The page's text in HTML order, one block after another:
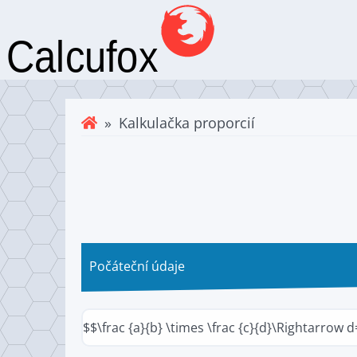
» Kalkulačka proporcií
Počáteční údaje
$$\frac {a}{b} \times \frac {c}{d}\Rightarrow